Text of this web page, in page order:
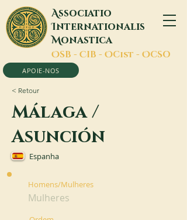
Associatio
Internationalis
Monastica
OSB - CIB - OCist - OCSO
APOIE-NOS
< Retour
Málaga /
Asunción
Espanha
Homens/Mulheres
Mulheres